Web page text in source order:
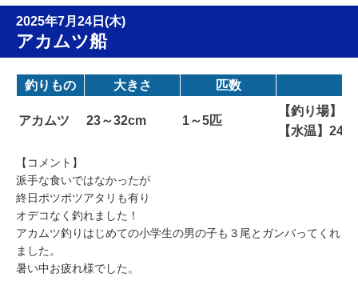
2025年7月24日(木)
アカムツ船
釣りもの 大きさ 匹数
アカムツ 23～32cm 1～5匹
【釣り場】
【水温】
【コメント】
派手な食いではなかったが
終日ポツポツアタリも有り
オデコなく釣れました！
アカムツ釣りはじめての小学生の男の子も３尾とガンバってくれ
ました。
暑い中お疲れ様でした。